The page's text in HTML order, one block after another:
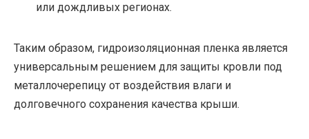
или дождливых регионах.
Таким образом, гидроизоляционная пленка является
универсальным решением для защиты кровли под
металлочерепицу от воздействия влаги и
долговечного сохранения качества крыши.